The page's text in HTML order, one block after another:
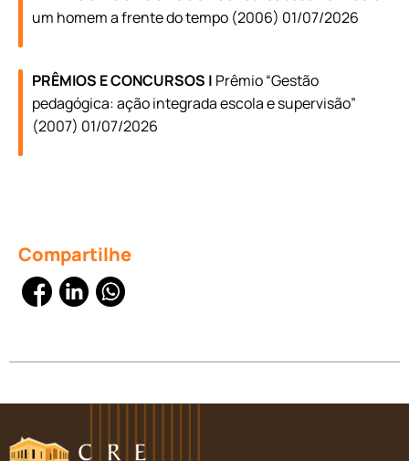
um homem a frente do tempo (2006) 01/07/2026
PRÊMIOS E CONCURSOS | Prêmio “Gestão
pedagógica: ação integrada escola e supervisão”
(2007) 01/07/2026
Compartilhe